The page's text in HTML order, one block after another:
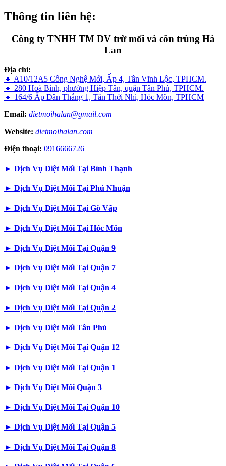
Thông tin liên hệ:
Công ty TNHH TM DV trừ mối và côn trùng Hà
Lan
Địa chỉ:
🔸 A10/12A5 Công Nghệ Mới, Ấp 4, Tân Vĩnh Lộc, TPHCM.
🔸 280 Hoà Bình, phường Hiệp Tân, quận Tân Phú, TPHCM.
🔸 164/6 Ấp Dân Thắng 1, Tân Thới Nhì, Hóc Môn, TPHCM
Email: dietmoihalan@gmail.com
Website: dietmoihalan.com
Điện thoại: 0916666726
► Dịch Vụ Diệt Mối Tại Bình Thạnh
► Dịch Vụ Diệt Mối Tại Phú Nhuận
► Dịch Vụ Diệt Mối Tại Gò Vấp
► Dịch Vụ Diệt Mối Tại Hóc Môn
► Dịch Vụ Diệt Mối Tại Quận 9
► Dịch Vụ Diệt Mối Tại Quận 7
► Dịch Vụ Diệt Mối Tại Quận 4
► Dịch Vụ Diệt Mối Tại Quận 2
► Dịch Vụ Diệt Mối Tân Phú
► Dịch Vụ Diệt Mối Tại Quận 12
► Dịch Vụ Diệt Mối Tại Quận 1
► Dịch Vụ Diệt Mối Quận 3
► Dịch Vụ Diệt Mối Tại Quận 10
► Dịch Vụ Diệt Mối Tại Quận 5
► Dịch Vụ Diệt Mối Tại Quận 8